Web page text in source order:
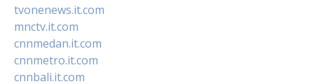
tvonenews.it.com
mnctv.it.com
cnnmedan.it.com
cnnmetro.it.com
cnnbali.it.com